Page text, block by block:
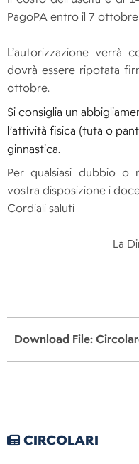
PagoPA entro il 7 ottobre
L’autorizzazione verrà
dovrà essere ripotata
ottobre.
Si consiglia un
l’attività fisica (tuta o
ginnastica.
Per qualsiasi dubbio o
vostra disposizione i
Cordiali saluti
La D
CIRCOLARI